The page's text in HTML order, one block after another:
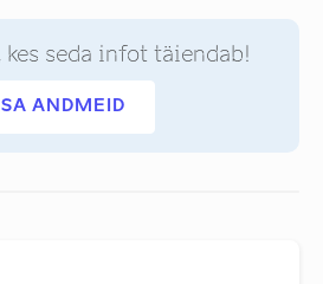
kes seda infot täiendab!
ANDMEID